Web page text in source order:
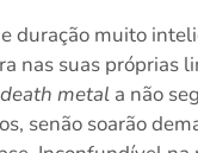
duração muito
nas suas próprias
death metala não
senão soarão